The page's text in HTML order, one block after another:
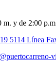
m. y de 2:00
5114 Línea